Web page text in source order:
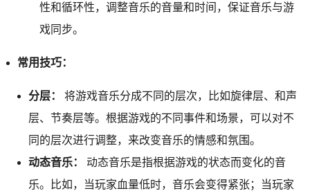
性和循环性，调整音乐的音量和时间，保证音乐与游
戏同步。
常用技巧：
分层：
将游戏音乐分成不同的层次，比如旋律层、和声
层、节奏层等。根据游戏的不同事件和场景，可以对不
同的层次进行调整，来改变音乐的情感和氛围。
动态音乐：
动态音乐是指根据游戏的状态而变化的音
乐。比如，当玩家血量低时，音乐会变得紧张；当玩家